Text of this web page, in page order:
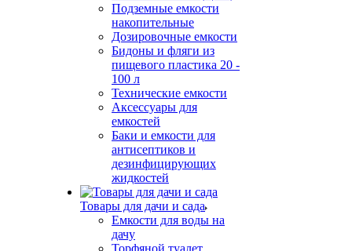
Подземные емкости
накопительные
Дозировочные емкости
Бидоны и фляги из
пищевого пластика 20 -
100 л
Технические емкости
Аксессуары для
емкостей
Баки и емкости для
антисептиков и
дезинфицирующих
жидкостей
Товары для дачи и сада
Емкости для воды на
дачу
Торфяной туалет